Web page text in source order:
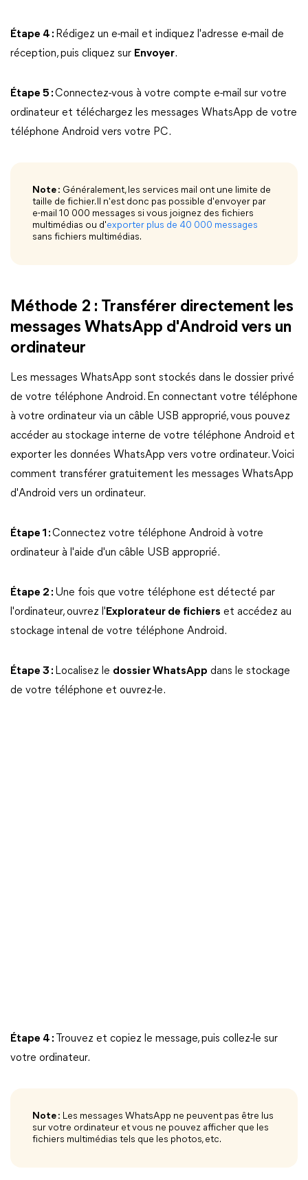
Étape 4 : Rédigez un e-mail et indiquez l'adresse e-mail de
réception, puis cliquez sur Envoyer.
Étape 5 :Connectez-vous à votre compte e-mail sur votre
ordinateur et téléchargez les messages WhatsApp de votre
téléphone Android vers votre PC.
Note : Généralement, les services mail ont une limite de
taille de fichier. Il n'est donc pas possible d'envoyer par
e-mail 10 000 messages si vous joignez des fichiers
multimédias ou d'exporter plus de 40 000 messages
sans fichiers multimédias.
Méthode 2 : Transférer directement les
messages WhatsApp d'Android vers un
ordinateur
Les messages WhatsApp sont stockés dans le dossier privé
de votre téléphone Android. En connectant votre téléphone
à votre ordinateur via un câble USB approprié, vous pouvez
accéder au stockage interne de votre téléphone Android et
exporter les données WhatsApp vers votre ordinateur. Voici
comment transférer gratuitement les messages WhatsApp
d'Android vers un ordinateur.
Étape 1 :Connectez votre téléphone Android à votre
ordinateur à l'aide d'un câble USB approprié.
Étape 2 : Une fois que votre téléphone est détecté par
l'ordinateur, ouvrez l' Explorateur de fichiers et accédez au
stockage intenal de votre téléphone Android.
Étape 3 : Localisez le dossier WhatsApp dans le stockage
de votre téléphone et ouvrez-le.
Étape 4 :
Trouvez et copiez le message, puis collez-le sur
votre ordinateur.
Note : Les messages WhatsApp ne peuvent pas être lus
sur votre ordinateur et vous ne pouvez afficher que les
fichiers multimédias tels que les photos, etc.